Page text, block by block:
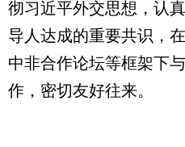
彻习近平外交思想，认
导人达成的重要共识，
中非合作论坛等框架下
作，密切友好往来。